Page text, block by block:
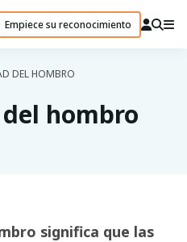
Empiece su reconocimiento
DEL HOMBRO
hombro
significa que las